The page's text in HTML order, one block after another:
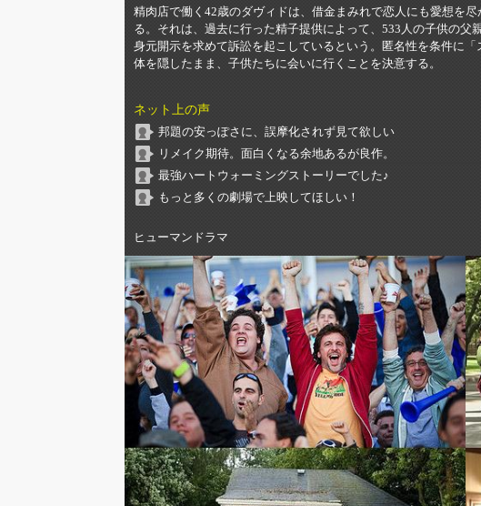
精肉店で働く42歳のダヴィドは、借金まみれで恋人にも愛想を
る。それは、過去に行った精子提供によって、533人の子供の
身元開示を求めて訴訟を起こしているという。匿名性を条件に
体を隠したまま、子供たちに会いに行くことを決意する。
ネット上の声
邦題の安っぽさに、誤摩化されず見て欲しい
リメイク期待。面白くなる余地あるが良作。
最強ハートウォーミングストーリーでした♪
もっと多くの劇場で上映してほしい！
ヒューマンドラマ